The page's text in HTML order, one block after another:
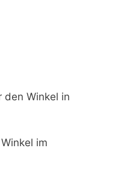
den Winkel in
im